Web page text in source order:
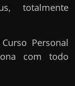
totalmente
Personal
com todo